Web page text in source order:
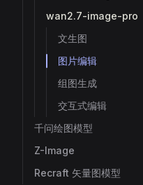
wan2.7-image-pro
文生图
图片编辑
组图生成
交互式编辑
千问绘图模型
Z-Image
Recraft 矢量图模型